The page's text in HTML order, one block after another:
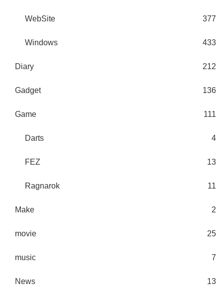
WebSite 377
Windows 433
Diary 212
Gadget 136
Game 111
Darts 4
FEZ 13
Ragnarok 11
Make 2
movie 25
music 7
News 13